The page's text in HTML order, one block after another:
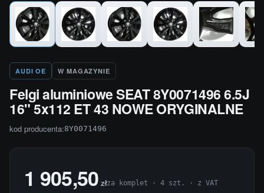
AUDI OE W MAGAZYNIE
Felgi aluminiowe SEAT 8Y0071496 6.5J
16" 5x112 ET 43 NOWE ORYGINALNE
kod producenta:8Y0071496
1 905,50 złza komplet · 4 szt. · z VAT